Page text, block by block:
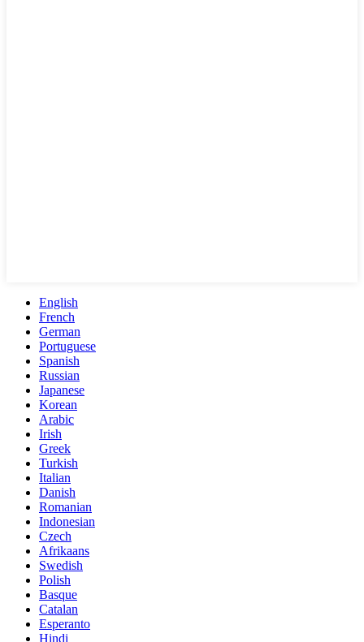
English
French
German
Portuguese
Spanish
Russian
Japanese
Korean
Arabic
Irish
Greek
Turkish
Italian
Danish
Romanian
Indonesian
Czech
Afrikaans
Swedish
Polish
Basque
Catalan
Esperanto
Hindi